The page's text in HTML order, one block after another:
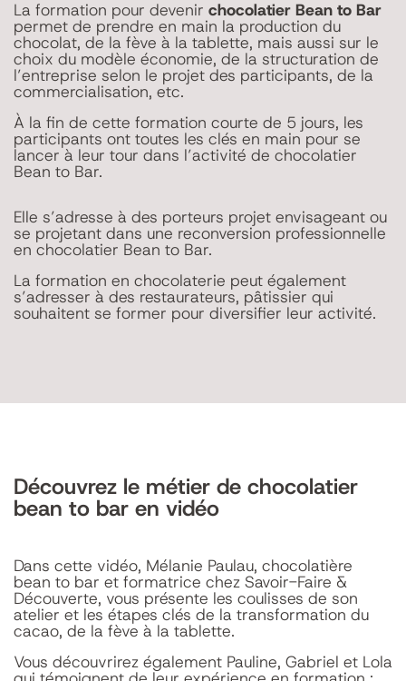
La formation pour devenir chocolatier Bean to Bar
permet de prendre en main la production du
chocolat, de la fève à la tablette, mais aussi sur le
choix du modèle économie, de la structuration de
l’entreprise selon le projet des participants, de la
commercialisation, etc.
À la fin de cette formation courte de 5 jours, les
participants ont toutes les clés en main pour se
lancer à leur tour dans l’activité de chocolatier
Bean to Bar.
Elle s’adresse à des porteurs projet envisageant ou
se projetant dans une reconversion professionnelle
en chocolatier Bean to Bar.
La formation en chocolaterie peut également
s’adresser à des restaurateurs, pâtissier qui
souhaitent se former pour diversifier leur activité.
Découvrez le métier de chocolatier
bean to bar en vidéo
Dans cette vidéo, Mélanie Paulau, chocolatière
bean to bar et formatrice chez Savoir-Faire &
Découverte, vous présente les coulisses de son
atelier et les étapes clés de la transformation du
cacao, de la fève à la tablette.
Vous découvrirez également Pauline, Gabriel et Lola